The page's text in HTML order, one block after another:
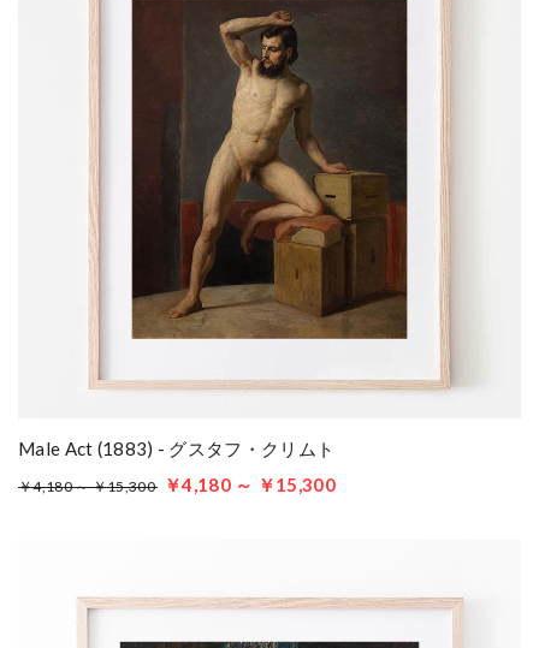
Male Act (1883) - グスタフ・クリムト
￥4,180 ～ ￥15,300 ￥4,180 ～ ￥15,300